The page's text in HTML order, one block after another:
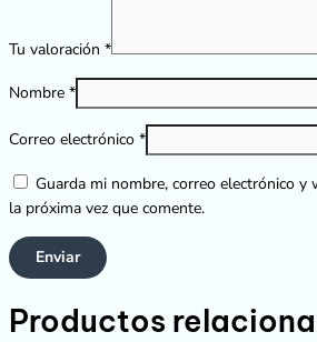
Tu valoración *
Nombre *
Correo electrónico *
Guarda mi nombre, correo electrónico y
la próxima vez que comente.
Productos